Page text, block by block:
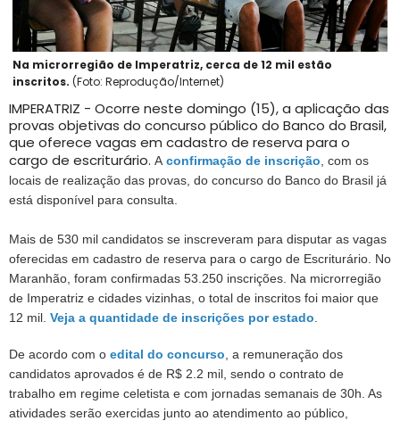
Na microrregião de Imperatriz, cerca de 12 mil estão
inscritos. (Foto: Reprodução/Internet)
IMPERATRIZ - Ocorre neste domingo (15), a aplicação das
provas objetivas do concurso público do Banco do Brasil,
que oferece vagas em cadastro de reserva para o
cargo de escriturário. A confirmação de inscrição , com os
locais de realização das provas, do concurso do Banco do Brasil já
está disponível para consulta.
Mais de 530 mil candidatos se inscreveram para disputar as vagas
oferecidas em cadastro de reserva para o cargo de Escriturário. No
Maranhão, foram confirmadas 53.250 inscrições. Na microrregião
de Imperatriz e cidades vizinhas, o total de inscritos foi maior que
12 mil. Veja a quantidade de inscrições por estado
De acordo com o edital do concurso , a remuneração dos
candidatos aprovados é de R$ 2.2 mil, sendo o contrato de
trabalho em regime celetista e com jornadas semanais de 30h. As
atividades serão exercidas junto ao atendimento ao público,